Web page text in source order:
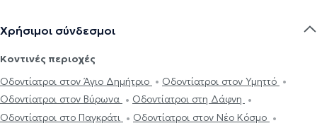
Χρήσιμοι σύνδεσμοι
Κοντινές περιοχές
Οδοντίατροι στον Άγιο Δημήτριο
Οδοντίατροι στον Υμηττό
Οδοντίατροι στον Βύρωνα
Οδοντίατροι στη Δάφνη
Οδοντίατροι στο Παγκράτι
Οδοντίατροι στον Νέο Κόσμο